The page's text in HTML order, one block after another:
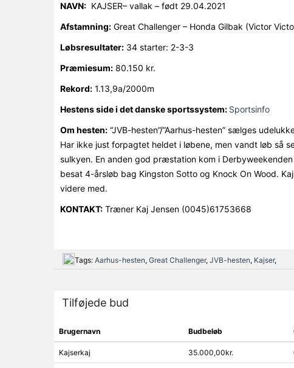
NAVN:KAJSER– vallak – født 29.04.2021
Afstamning:Great Challenger – Honda Gilbak (Victor
Løbsresultater:34 starter: 2-3-3
Præmiesum:80.150 kr.
Rekord:1.13,9a/2000m
Hestens side i det danske sportssystem: Sportsinfo
Om hesten:“JVB-hesten”/”Aarhus-hesten” sælges
Har ikke just forpagtet heldet i løbene, men vandt løb så
sulkyen. En anden god præstation kom i
besat 4-årsløb bag Kingston Sotto og Knock On Wood.
videre med.
KONTAKT:Træner Kaj Jensen (0045)61753668
Tags: Aarhus-hesten, Great Challenger, JVB-hesten, Kajser,
Tilføjede bud
Brugernavn Budbeløb
Kajserkaj 35.000,00kr.